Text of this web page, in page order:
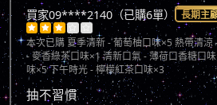
買家09****2140（已購6單） 長期主
    
本次已購 夏季清新 - 葡萄柚口味×5 熱帶清
- 麥香綠茶口味×1 清新口氣 - 薄荷口香糖口
味×5 下午時光 - 檸檬紅茶口味×3
抽不習慣